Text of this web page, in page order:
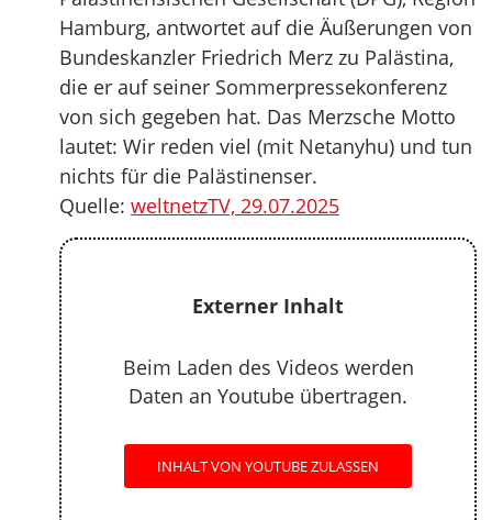
Hamburg, antwortet auf die Äußerungen von
Bundeskanzler Friedrich Merz zu Palästina,
die er auf seiner Sommerpressekonferenz
von sich gegeben hat. Das Merzsche Motto
lautet: Wir reden viel (mit Netanyhu) und tun
nichts für die Palästinenser.
Quelle: weltnetzTV, 29.07.2025
Externer Inhalt
Beim Laden des Videos werden
Daten an Youtube übertragen.
INHALT VON YOUTUBE ZULASSEN